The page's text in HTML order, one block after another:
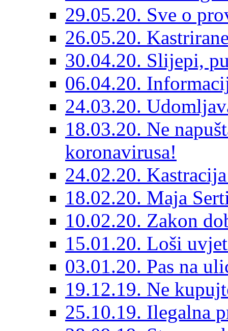
29.05.20. Sve o
26.05.20.
30.04.20. Slijepi,
06.04.20.
24.03.20.
18.03.20. Ne
koronavirusa!
24.02.20.
18.02.20. Maja
10.02.20. Zakon
15.01.20. Loši
03.01.20. Pas na
19.12.19. Ne
25.10.19. Ilegalna